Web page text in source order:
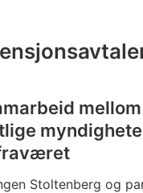
Stoltenberg og